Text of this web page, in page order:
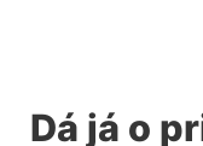
Dá já o